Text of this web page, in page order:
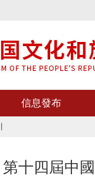
信息發布
第十四屆中